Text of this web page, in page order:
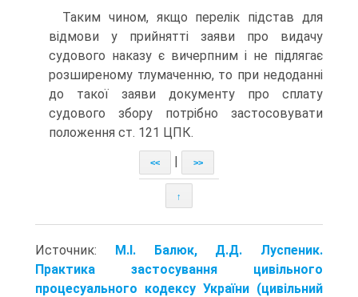
Таким чином, якщо перелік підстав для
відмови у прийнятті заяви про видачу
судового наказу є вичерпним і не підлягає
розширеному тлумаченню, то при недоданні
до такої заяви документу про сплату
судового збору потрібно застосовувати
положення ст. 121 ЦПК.
<< >>
↑
Источник: М.І. Балюк, Д.Д. Луспеник.
Практика застосування цивільного
процесуального кодексу України (цивільний